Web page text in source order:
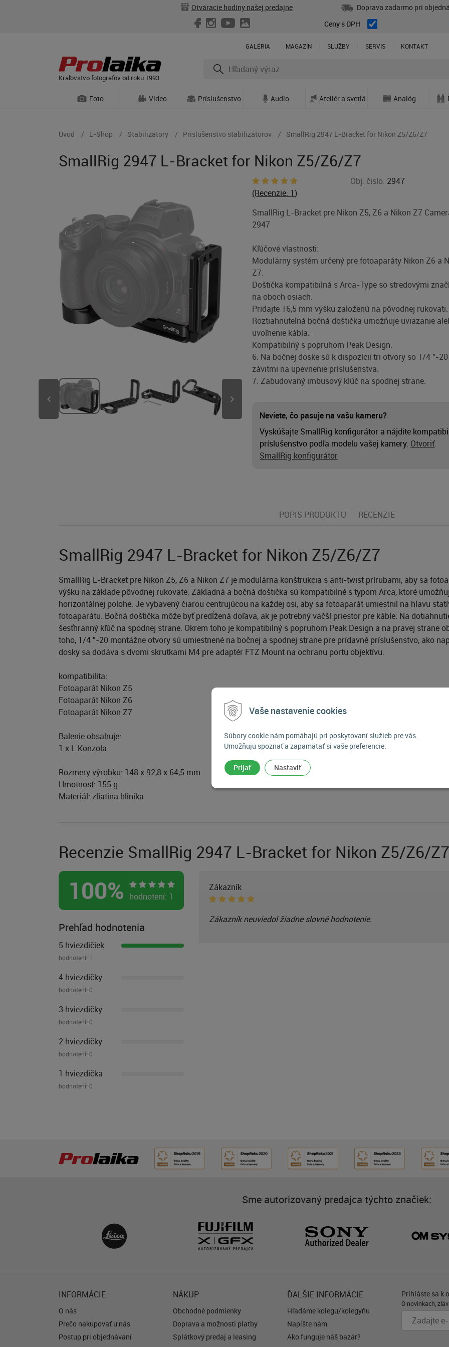
Vaše nastavenie cookies
Súbory cookie nám pomáhajú pri poskytovaní služieb pre vás.
Umožňujú spoznať a zapamätať si vaše preferencie.
Prijať Nastaviť
Otváracie hodiny našej predajne
Doprava zadarmo pri
Ceny s DPH
GALÉRIA MAGAZÍN SLUŽBY SERVIS KONTAKT
Kráľovstvo fotografov od roku 1993
Foto Video Príslušenstvo Audio Ateliér a svetlá Analóg
Úvod E-Shop Stabilizátory Príslušenstvo stabilizátorov SmallRig 2947 L-Bracket for Nikon Z5/Z6/Z7
SmallRig 2947 L-Bracket for Nikon Z5/Z6/Z7
(Recenzie: 1)
Obj. čislo: 2947
SmallRig L-Bracket pre Nikon Z5, Z6 a Nikon Z7
2947
Kľúčové vlastnosti:
Modulárny systém určený pre fotoaparáty Nikon Z6 a
Z7.
Doštička kompatibilná s Arca-Type so stredovými
na oboch osiach.
Pridajte 16,5 mm výšku založenú na pôvodnej rukoväti.
Roztiahnuteľná bočná doštička umožňuje uviazanie
uvoľnenie kábla.
Kompatibilný s popruhom Peak Design.
6. Na bočnej doske sú k dispozícii tri otvory so 1/4 ”-20
závitmi na upevnenie príslušenstva.
7. Zabudovaný imbusový kľúč na spodnej strane.
Neviete, čo pasuje na vašu kameru?
Vyskúšajte SmallRig konfigurátor a nájdite
príslušenstvo podľa modelu vašej kamery. Otvoriť
SmallRig konfigurátor
POPIS PRODUKTU RECENZIE
SmallRig 2947 L-Bracket for Nikon Z5/Z6/Z7
SmallRig L-Bracket pre Nikon Z5, Z6 a Nikon Z7 je modulárna konštrukcia s anti-twist prírubami, aby sa
výšku na základe pôvodnej rukoväte. Základná a bočná doštička sú kompatibilné s typom Arca, ktoré
horizontálnej polohe. Je vybavený čiarou centrujúcou na každej osi, aby sa fotoaparát umiestnil na hlavu
fotoaparátu. Bočná doštička môže byť predĺžená doľava, ak je potrebný väčší priestor pre káble. Na
šesťhranný kľúč na spodnej strane. Okrem toho je kompatibilný s popruhom Peak Design a na pravej strane
toho, 1/4 "-20 montážne otvory sú umiestnené na bočnej a spodnej strane pre prídavné príslušenstvo, ako
dosky sa dodáva s dvomi skrutkami M4 pre adaptér FTZ Mount na ochranu portu objektívu.
kompatibilita:
Fotoaparát Nikon Z5
Fotoaparát Nikon Z6
Fotoaparát Nikon Z7
Balenie obsahuje:
1 x L Konzola
Rozmery výrobku: 148 x 92,8 x 64,5 mm
Hmotnosť: 155 g
Materiál: zliatina hliníka
Recenzie SmallRig 2947 L-Bracket for Nikon Z5/Z6/Z7
100% hodnotení: 1
Prehľad hodnotenia
5 hviezdičiek
hodnotení: 1
4 hviezdičky
hodnotení: 0
3 hviezdičky
hodnotení: 0
2 hviezdičky
hodnotení: 0
1 hviezdička
hodnotení: 0
Zákazník
Zákazník neuviedol žiadne slovné hodnotenie.
Sme autorizovaný predajca týchto značiek:
INFORMÁCIE
O nás
Prečo nakupovať u nás
Postup pri objednávaní
NÁKUP
Obchodné podmienky
Doprava a možnosti platby
Splátkový predaj a leasing
ĎALŠIE INFORMÁCIE
Hľadáme kolegu/kolegyňu
Napíšte nám
Ako funguje náš bazár?
Prihláste sa k
O novinkách,